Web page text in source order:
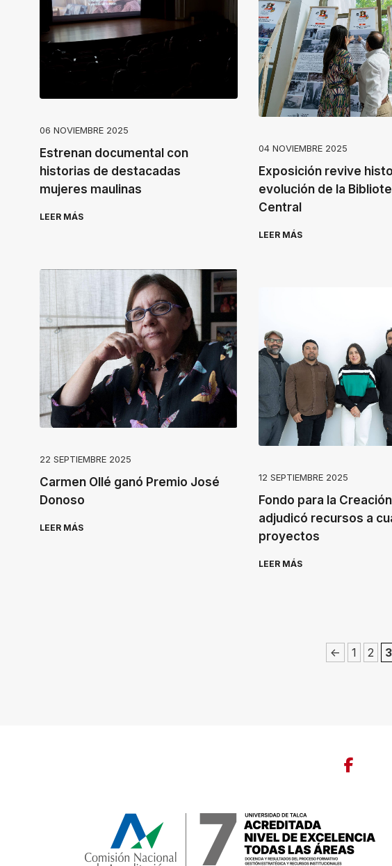
06 NOVIEMBRE 2025
Estrenan documental con
historias de destacadas
mujeres maulinas
LEER MÁS
04 NOVIEMBRE 2025
Exposición revive
evolución de la
Central
LEER MÁS
22 SEPTIEMBRE 2025
Carmen Ollé ganó Premio José
Donoso
LEER MÁS
12 SEPTIEMBRE 2025
Fondo para la
adjudicó recursos a
proyectos
LEER MÁS
<- 1 2 3